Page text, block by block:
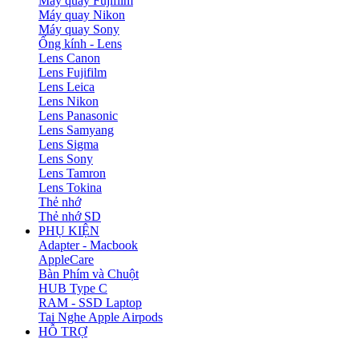
Máy quay Nikon
Máy quay Sony
Ống kính - Lens
Lens Canon
Lens Fujifilm
Lens Leica
Lens Nikon
Lens Panasonic
Lens Samyang
Lens Sigma
Lens Sony
Lens Tamron
Lens Tokina
Thẻ nhớ
Thẻ nhớ SD
PHỤ KIỆN
Adapter - Macbook
AppleCare
Bàn Phím và Chuột
HUB Type C
RAM - SSD Laptop
Tai Nghe Apple Airpods
HỖ TRỢ